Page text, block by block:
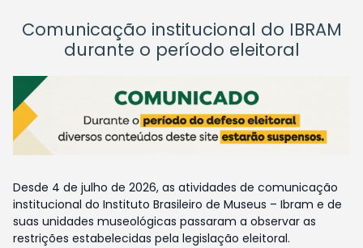
Comunicação institucional do IBRAM
durante o período eleitoral
Desde 4 de julho de 2026, as atividades de comunicação
institucional do Instituto Brasileiro de Museus – Ibram e de
suas unidades museológicas passaram a observar as
restrições estabelecidas pela legislação eleitoral.